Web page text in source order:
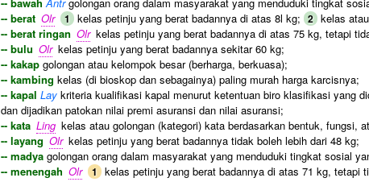
-- berat Olr 1 kelas petinju yang berat badannya di atas 8l kg; 2 kelas
-- berat ringan Olr kelas petinju yang berat badannya di atas 75 kg, tetapi
-- bulu Olr kelas petinju yang berat badannya sekitar 60 kg;
-- kakap golongan atau kelompok besar (berharga, berkuasa);
-- kambing kelas (di bioskop dan sebagainya) paling murah harga karcisnya;
-- kapal Lay kriteria kualifikasi kapal menurut ketentuan biro klasifikasi yang
dan dijadikan patokan nilai premi asuransi dan nilai asuransi;
-- kata Ling kelas atau golongan (kategori) kata berdasarkan bentuk, fungsi,
-- layang Olr kelas petinju yang berat badannya tidak boleh lebih dari 48 kg;
-- madya golongan orang dalam masyarakat yang menduduki tingkat sosial
-- menengah Olr 1 kelas petinju yang berat badannya di atas 71 kg, tetapi